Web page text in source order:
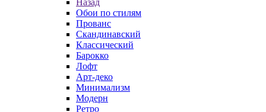
Назад
Обои по стилям
Прованс
Скандинавский
Классический
Барокко
Лофт
Арт-деко
Минимализм
Модерн
Ретро